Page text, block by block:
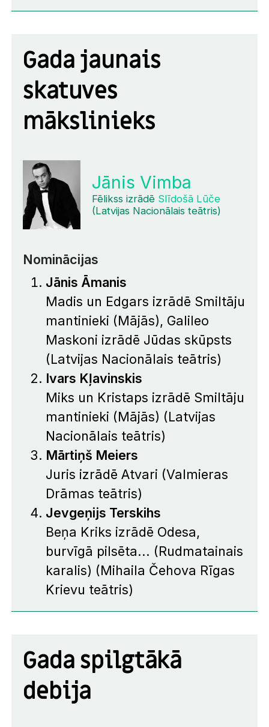
Gada jaunais
skatuves
mākslinieks
Jānis Vimba
Fēlikss izrādē Slīdošā Lūče
(Latvijas Nacionālais teātris)
Nominācijas
Jānis Āmanis
Madis un Edgars izrādē Smiltāju
mantinieki (Mājās), Galileo
Maskoni izrādē Jūdas skūpsts
(Latvijas Nacionālais teātris)
Ivars Kļavinskis
Miks un Kristaps izrādē Smiltāju
mantinieki (Mājās) (Latvijas
Nacionālais teātris)
Mārtiņš Meiers
Juris izrādēAtvari (Valmieras
Drāmas teātris)
Jevgeņijs Terskihs
Beņa Kriks izrādē Odesa,
burvīgā pilsēta... (Rudmatainais
karalis) (Mihaila Čehova Rīgas
Krievu teātris)
Gada spilgtākā
debija